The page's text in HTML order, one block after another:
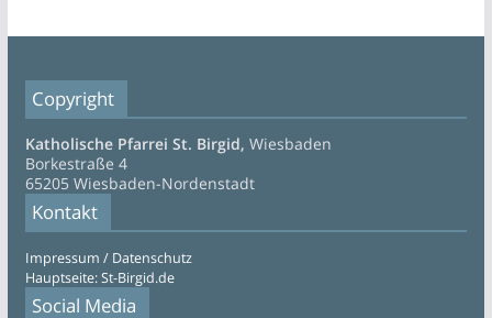
Copyright
Katholische Pfarrei St. Birgid, Wiesbaden
Borkestraße 4
65205 Wiesbaden-Nordenstadt
Kontakt
Impressum / Datenschutz
Hauptseite: St-Birgid.de
Social Media